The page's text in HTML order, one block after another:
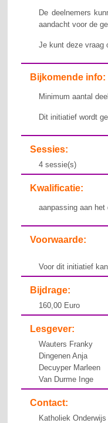
De deelnemers
aandacht voor de
Je kunt deze vraag
Bijkomende info:
Minimum aantal
Dit initiatief wordt
Sessies:
4 sessie(s)
Kwalificatie:
aanpassing aan het
Voorwaarde:
Voor dit initiatief
Bijdrage:
160,00 Euro
Lesgever:
Wauters Franky
Dingenen Anja
Decuyper Marleen
Van Durme Inge
Contact:
Katholiek